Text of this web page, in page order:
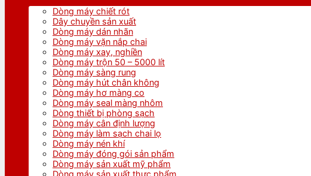
Dòng máy chiết rót
Dây chuyền sản xuất
Dòng máy dán nhãn
Dòng máy vặn nắp chai
Dòng máy xay, nghiền
Dòng máy trộn 50 – 5000 lít
Dòng máy sàng rung
Dòng máy hút chân không
Dòng máy hơ màng co
Dòng máy seal màng nhôm
Dòng thiết bị phòng sạch
Dòng máy cân định lượng
Dòng máy làm sạch chai lọ
Dòng máy nén khí
Dòng máy đóng gói sản phẩm
Dòng máy sản xuất mỹ phẩm
Dòng máy sản xuất thực phẩm